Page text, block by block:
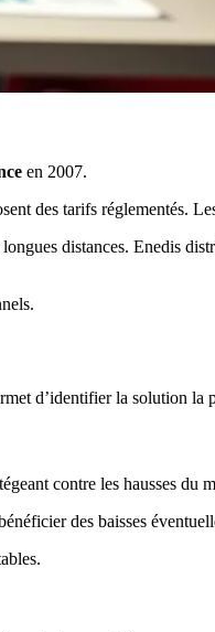
en 2007.
des tarifs réglementés.
distances. Enedis
d’identifier la solution
contre les hausses du
des baisses